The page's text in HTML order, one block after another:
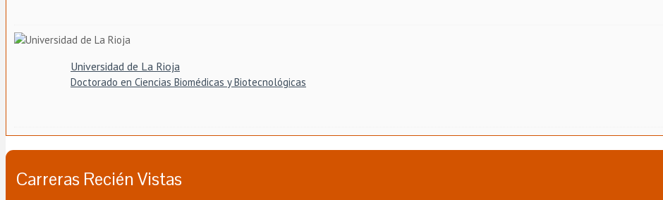
Universidad de La Rioja
Doctorado en Ciencias Biomédicas y Biotecnológicas
Carreras Recién Vistas